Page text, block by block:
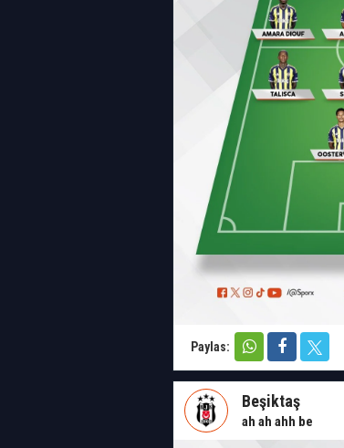
Paylas:
Beşiktaş
ah ah ahh be